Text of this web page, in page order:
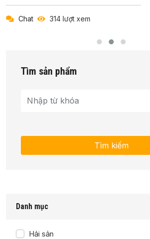
Chat 314 lượt xem
Tìm sản phẩm
Danh mục
Hải sản